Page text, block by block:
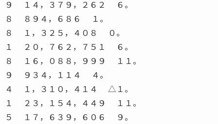
９ １４，３７９，２６２ ６。
８ ８９４，６８６ １。
８ １，３２５，４０８ ０。
１ ２０，７６２，７５１ ６。
８ １６，０８８，９９９ １１。
９ ９３４，１１４ ４。
４ １，３１０，４１４ △１。
１ ２３，１５４，４４９ １１。
５ １７，６３９，６０６ ９。